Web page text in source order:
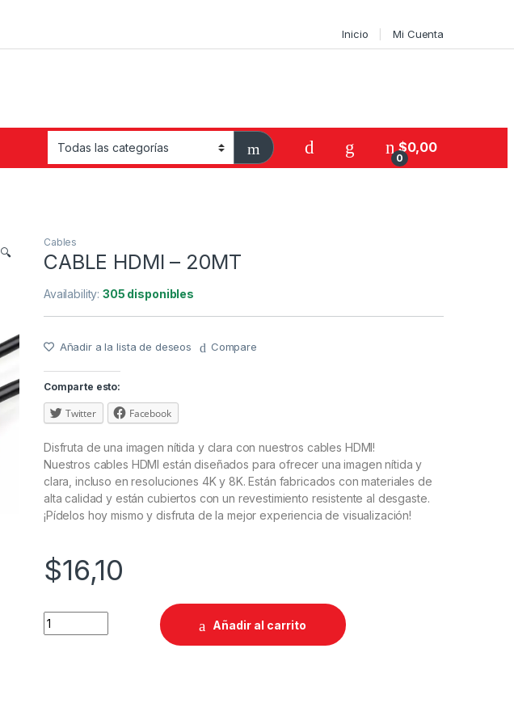
Inicio Mi Cuenta
0
$0,00
🔍
Cables
CABLE HDMI – 20MT
Availability:305 disponibles
Añadir a la lista de deseos Compare
Comparte esto:
Twitter Facebook
Disfruta de una imagen nítida y clara con nuestros cables HDMI!
Nuestros cables HDMI están diseñados para ofrecer una imagen nítida y
clara, incluso en resoluciones 4K y 8K. Están fabricados con materiales de
alta calidad y están cubiertos con un revestimiento resistente al desgaste.
¡Pídelos hoy mismo y disfruta de la mejor experiencia de visualización!
$16,10
Añadir al carrito